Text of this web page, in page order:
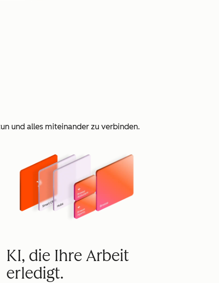
und alles miteinander zu verbinden.
KI, die Ihre Arbeit
erledigt.